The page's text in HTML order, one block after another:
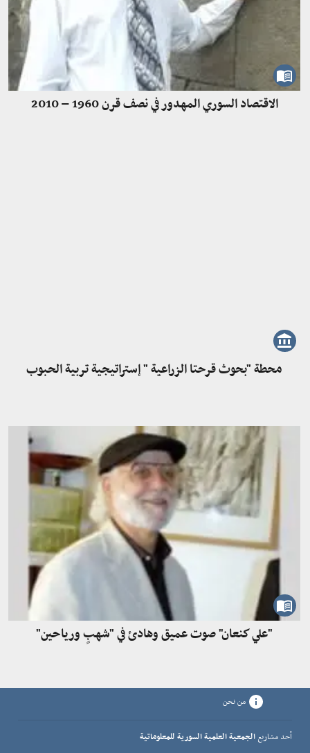
الاقتصاد السوري المهدور في نصف قرن 1960 – 2010
محطة "بحوث قرحتا الزراعية " إستراتيجية تربية الحبوب
"علي كنعان" صوت عميق وهادئ في "شهبٍ ورياحين"
من نحن
أحد مشاريع الجمعية العلمية السورية للمعلوماتية